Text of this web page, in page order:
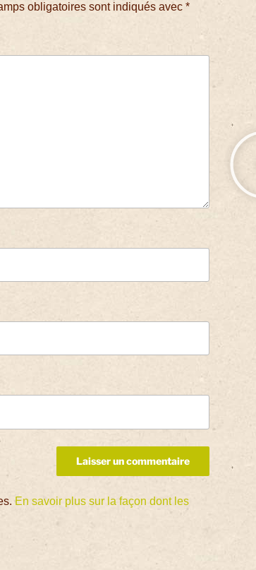
obligatoires sont indiqués avec*
En savoir plus sur la façon dont les